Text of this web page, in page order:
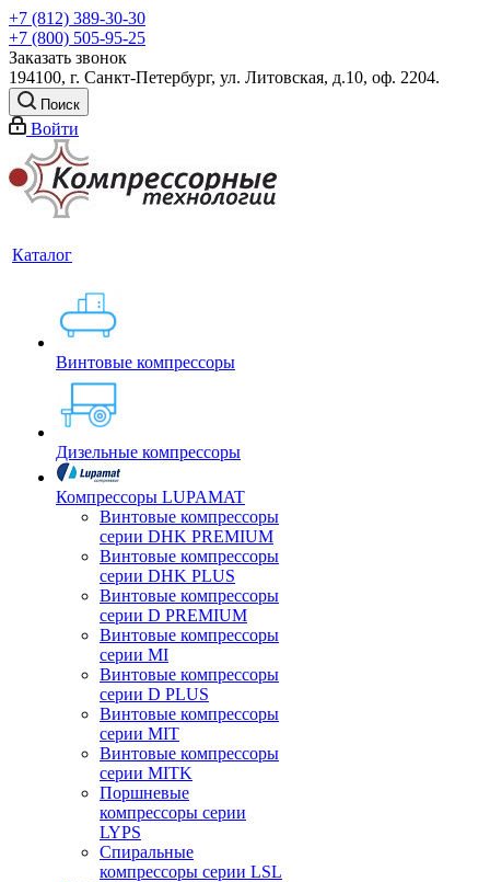
+7 (812) 389-30-30
+7 (800) 505-95-25
Заказать звонок
194100, г. Санкт-Петербург, ул. Литовская, д.10, оф. 2204.
Поиск
Войти
Каталог
Винтовые компрессоры
Дизельные компрессоры
Компрессоры LUPAMAT
Винтовые компрессоры
серии DHK PREMIUM
Винтовые компрессоры
серии DHK PLUS
Винтовые компрессоры
серии D PREMIUM
Винтовые компрессоры
серии MI
Винтовые компрессоры
серии D PLUS
Винтовые компрессоры
серии MIT
Винтовые компрессоры
серии MITK
Поршневые
компрессоры серии
LYPS
Спиральные
компрессоры серии LSL